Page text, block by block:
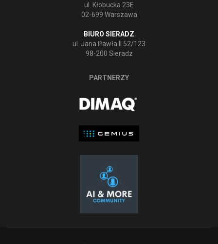
ul. Kłobucka 23E
02-699 Warszawa
BIURO SIERADZ
ul. Jana Pawła II 52/123
98-200 Sieradz
PARTNERZY